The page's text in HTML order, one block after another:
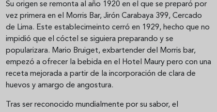
Su origen se remonta al año 1920 en el que se preparó por
vez primera en el Morris Bar, Jirón Carabaya 399, Cercado
de Lima. Este establecimeinto cerró en 1929, hecho que no
impidió que el cóctel se siguiera preparando y se
popularizara. Mario Bruiget, exbartender del Morris bar,
empezó a ofrecer la bebida en el Hotel Maury pero con una
receta mejorada a partir de la incorporación de clara de
huevos y amargo de angostura.
Tras ser reconocido mundialmente por su sabor, el